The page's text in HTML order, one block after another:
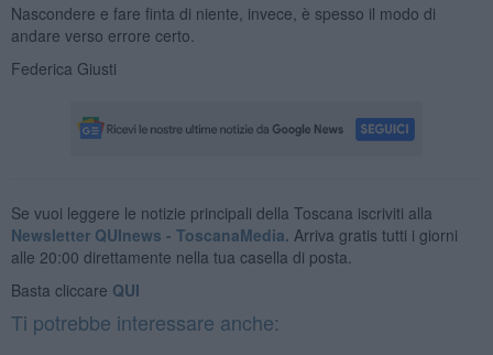
Nascondere e fare finta di niente, invece, è spesso il modo di
andare verso errore certo.
Federica Giusti
Se vuoi leggere le notizie principali della Toscana iscriviti alla
Newsletter QUInews - ToscanaMedia. Arriva gratis tutti i giorni
alle 20:00 direttamente nella tua casella di posta.
Basta cliccare QUI
Ti potrebbe interessare anche: